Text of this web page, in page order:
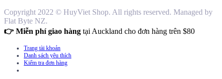
Copyright 2022 © HuyViet Shop. All rights reserved. Managed by
Flat Byte NZ.
👉 Miễn phí giao hàng tại Auckland cho đơn hàng trên $80
Trang tài khoản
Danh sách yêu thích
Kiểm tra đơn hàng